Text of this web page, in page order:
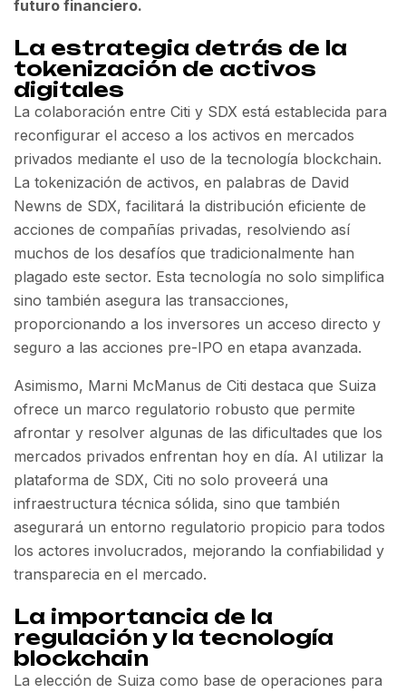
futuro financiero.
La estrategia detrás de la
tokenización de activos
digitales
La colaboración entre Citi y SDX está establecida para
reconfigurar el acceso a los activos en mercados
privados mediante el uso de la tecnología blockchain.
La tokenización de activos, en palabras de David
Newns de SDX, facilitará la distribución eficiente de
acciones de compañías privadas, resolviendo así
muchos de los desafíos que tradicionalmente han
plagado este sector. Esta tecnología no solo simplifica
sino también asegura las transacciones,
proporcionando a los inversores un acceso directo y
seguro a las acciones pre-IPO en etapa avanzada.
Asimismo, Marni McManus de Citi destaca que Suiza
ofrece un marco regulatorio robusto que permite
afrontar y resolver algunas de las dificultades que los
mercados privados enfrentan hoy en día. Al utilizar la
plataforma de SDX, Citi no solo proveerá una
infraestructura técnica sólida, sino que también
asegurará un entorno regulatorio propicio para todos
los actores involucrados, mejorando la confiabilidad y
transparecia en el mercado.
La importancia de la
regulación y la tecnología
blockchain
La elección de Suiza como base de operaciones para